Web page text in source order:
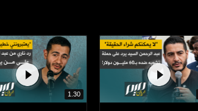
1.30